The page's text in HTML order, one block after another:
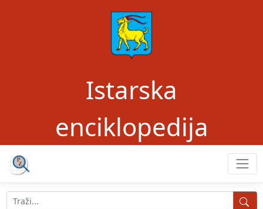
Istarska
enciklopedija